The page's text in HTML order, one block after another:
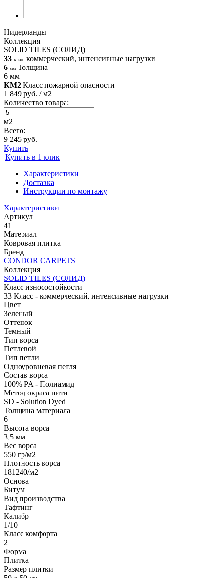
Нидерланды
Коллекция
SOLID TILES (СОЛИД)
33 класс коммерческий, интенсивные нагрузки
6 мм Толщина
6 мм
КМ2 Класс пожарной опасности
1 849 руб. / м2
Количество товара:
м2
Всего:
9 245 руб.
Купить
Купить в 1 клик
Характеристики
Доставка
Инструкции по монтажу
Характеристики
Артикул
41
Материал
Ковровая плитка
Бренд
CONDOR CARPETS
Коллекция
SOLID TILES (СОЛИД)
Класс износостойкости
33 Класс - коммерческий, интенсивные нагрузки
Цвет
Зеленый
Оттенок
Темный
Тип ворса
Петлевой
Тип петли
Одноуровневая петля
Состав ворса
100% PA - Полиамид
Метод окраса нити
SD - Solution Dyed
Толщина материала
6
Высота ворса
3,5 мм.
Вес ворса
550 гр/м2
Плотность ворса
181240/м2
Основа
Битум
Вид производства
Тафтинг
Калибр
1/10
Класс комфорта
2
Форма
Плитка
Размер плитки